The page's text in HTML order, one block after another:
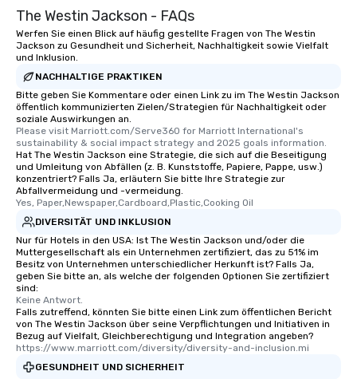
The Westin Jackson - FAQs
Werfen Sie einen Blick auf häufig gestellte Fragen von The Westin
Jackson zu Gesundheit und Sicherheit, Nachhaltigkeit sowie Vielfalt
und Inklusion.
NACHHALTIGE PRAKTIKEN
Bitte geben Sie Kommentare oder einen Link zu im The Westin Jackson
öffentlich kommunizierten Zielen/Strategien für Nachhaltigkeit oder
soziale Auswirkungen an.
Please visit Marriott.com/Serve360 for Marriott International's
sustainability & social impact strategy and 2025 goals information.
Hat The Westin Jackson eine Strategie, die sich auf die Beseitigung
und Umleitung von Abfällen (z. B. Kunststoffe, Papiere, Pappe, usw.)
konzentriert? Falls Ja, erläutern Sie bitte Ihre Strategie zur
Abfallvermeidung und -vermeidung.
Yes, Paper,Newspaper,Cardboard,Plastic,Cooking Oil
DIVERSITÄT UND INKLUSION
Nur für Hotels in den USA: Ist The Westin Jackson und/oder die
Muttergesellschaft als ein Unternehmen zertifiziert, das zu 51% im
Besitz von Unternehmen unterschiedlicher Herkunft ist? Falls Ja,
geben Sie bitte an, als welche der folgenden Optionen Sie zertifiziert
sind:
Keine Antwort.
Falls zutreffend, könnten Sie bitte einen Link zum öffentlichen Bericht
von The Westin Jackson über seine Verpflichtungen und Initiativen in
Bezug auf Vielfalt, Gleichberechtigung und Integration angeben?
https://www.marriott.com/diversity/diversity-and-inclusion.mi
GESUNDHEIT UND SICHERHEIT